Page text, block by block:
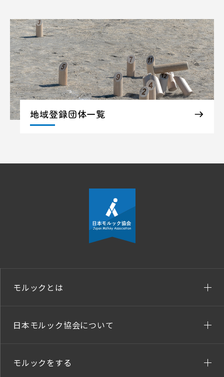
地域登録団体一覧
モルックとは
日本モルック協会について
モルックをする